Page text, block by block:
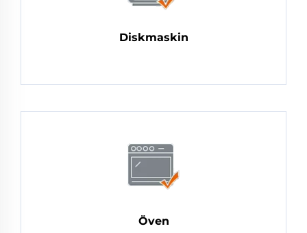
Diskmaskin
Öven